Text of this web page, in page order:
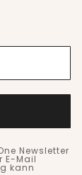
Newsletter
E-Mail
kann